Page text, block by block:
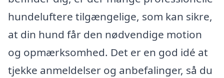
hundeluftere tilgængelige, som kan sikre,
at din hund får den nødvendige motion
og opmærksomhed. Det er en god idé at
tjekke anmeldelser og anbefalinger, så du